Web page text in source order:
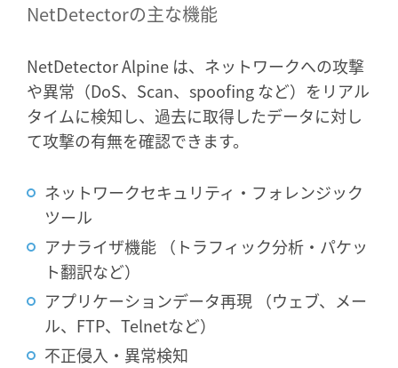
NetDetectorの主な機能
NetDetector Alpine は、ネットワークへの攻撃
や異常（DoS、Scan、spoofing など）をリアル
タイムに検知し、過去に取得したデータに対し
て攻撃の有無を確認できます。
ネットワークセキュリティ・フォレンジック
ツール
アナライザ機能 （トラフィック分析・パケッ
ト翻訳など）
アプリケーションデータ再現 （ウェブ、メー
ル、FTP、Telnetなど）
不正侵入・異常検知